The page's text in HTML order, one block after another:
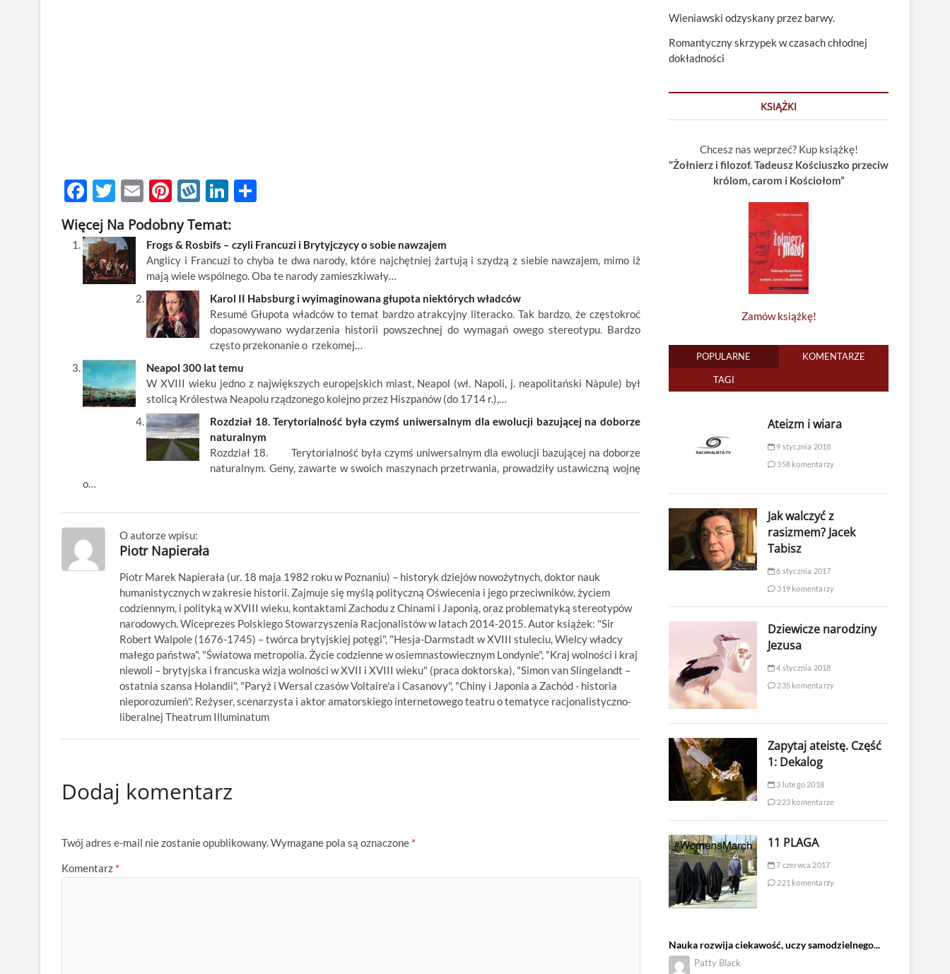
F
ac
e
b
o
T
w
itt
er
E
m
ail
Pi
nt
er
es
t
W
k
o
p
Li
k
e
dI
n
ar
e
Więcej Na Podobny Temat:
Frogs & Rosbifs – czyli Francuzi i Brytyjczycy o sobie nawzajem
Anglicy i Francuzi to chyba te dwa narody, które najchętniej żartują i szydzą z siebie nawzajem, mimo iż
mają wiele wspólnego. Oba te narody zamieszkiwały…
Karol II Habsburg i wyimaginowana głupota niektórych władców
Resumé Głupota władców to temat bardzo atrakcyjny literacko. Tak bardzo, że częstokroć
dopasowywano wydarzenia historii powszechnej do wymagań owego stereotypu. Bardzo
często przekonanie o rzekomej…
Neapol 300 lat temu
W XVIII wieku jedno z największych europejskich miast, Neapol (wł. Napoli, j. neapolitański Nàpule) był
stolicą Królestwa Neapolu rządzonego kolejno przez Hiszpanów (do 1714 r.),…
Rozdział 18. Terytorialność była czymś uniwersalnym dla ewolucji bazującej na doborze
naturalnym
Rozdział 18. Terytorialność była czymś uniwersalnym dla ewolucji bazującej na doborze
naturalnym. Geny, zawarte w swoich maszynach przetrwania, prowadziły ustawiczną wojnę
o…
O autorze wpisu:
Piotr Napierała
Piotr Marek Napierała (ur. 18 maja 1982 roku w Poznaniu) – historyk dziejów nowożytnych, doktor nauk
humanistycznych w zakresie historii. Zajmuje się myślą polityczną Oświecenia i jego przeciwników, życiem
codziennym, i polityką w XVIII wieku, kontaktami Zachodu z Chinami i Japonią, oraz problematyką stereotypów
narodowych. Wiceprezes Polskiego Stowarzyszenia Racjonalistów w latach 2014-2015. Autor książek: "Sir
Robert Walpole (1676-1745) – twórca brytyjskiej potęgi", "Hesja-Darmstadt w XVIII stuleciu, Wielcy władcy
małego państwa", "Światowa metropolia. Życie codzienne w osiemnastowiecznym Londynie", "Kraj wolności i kraj
niewoli – brytyjska i francuska wizja wolności w XVII i XVIII wieku" (praca doktorska), "Simon van Slingelandt –
ostatnia szansa Holandii", "Paryż i Wersal czasów Voltaire'a i Casanovy", "Chiny i Japonia a Zachód - historia
nieporozumień". Reżyser, scenarzysta i aktor amatorskiego internetowego teatru o tematyce racjonalistyczno-
liberalnej Theatrum Illuminatum
Dodaj komentarz
Twój adres e-mail nie zostanie opublikowany.Wymagane pola są oznaczone *
Komentarz *
Wieniawski odzyskany przez barwy.
Romantyczny skrzypek w czasach chłodnej
dokładności
KSIĄŻKI
Chcesz nas weprzeć? Kup książkę!
"Żołnierz i filozof. Tadeusz Kościuszko przeciw
królom, carom i Kościołom”
Zamów książkę!
POPULARNE KOMENTARZE
TAGI
Ateizm i wiara
9 stycznia 2018
358 komentarzy
Jak walczyć z
rasizmem? Jacek
Tabisz
6 stycznia 2017
319 komentarzy
Dziewicze narodziny
Jezusa
4 stycznia 2018
235 komentarzy
Zapytaj ateistę. Część
1: Dekalog
3 lutego 2018
223 komentarze
11 PLAGA
7 czerwca 2017
221 komentarzy
Nauka rozwija ciekawość, uczy samodzielnego...
Patty Black